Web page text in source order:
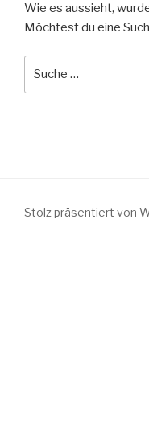
Wie es aussieht,
Möchtest du eine
Stolz präsentiert von